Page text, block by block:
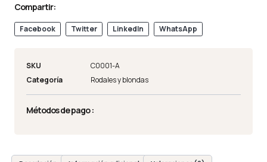
Compartir:
Facebook Twitter LinkedIn WhatsApp
SKU
C0001-A
Categoría
Rodales y blondas
Métodos de pago :